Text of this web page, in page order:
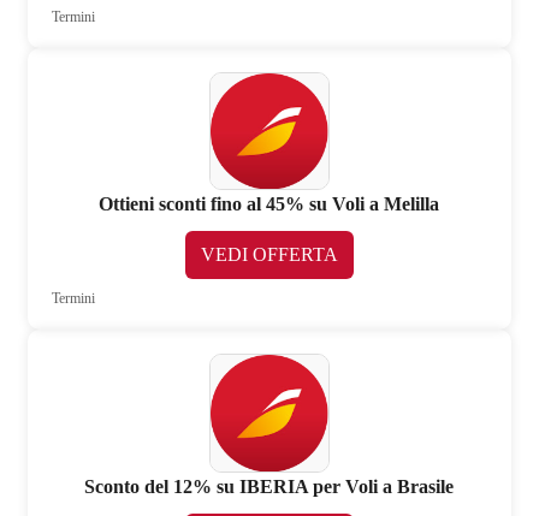
Termini
Ottieni sconti fino al 45% su Voli a Melilla
VEDI OFFERTA
Termini
Sconto del 12% su IBERIA per Voli a Brasile